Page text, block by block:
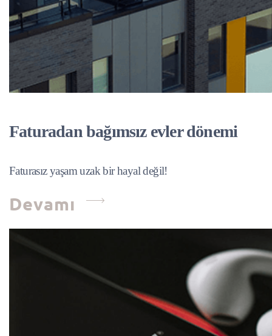
Faturadan bağımsız evler dönemi
Faturasız yaşam uzak bir hayal değil!
Devamı